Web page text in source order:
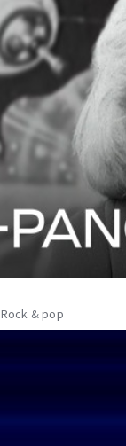
Rock & pop